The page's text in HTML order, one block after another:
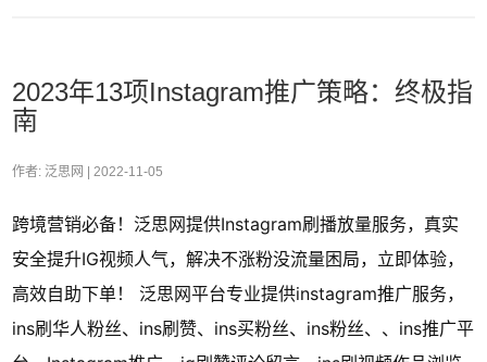
2023年13项Instagram推广策略：终极指
南
作者: 泛思网 | 2022-11-05
跨境营销必备！泛思网提供Instagram刷播放量服务，真实
安全提升IG视频人气，解决不涨粉没流量困局，立即体验，
高效自助下单！ 泛思网平台专业提供instagram推广服务，
ins刷华人粉丝、ins刷赞、ins买粉丝、ins粉丝、、ins推广平